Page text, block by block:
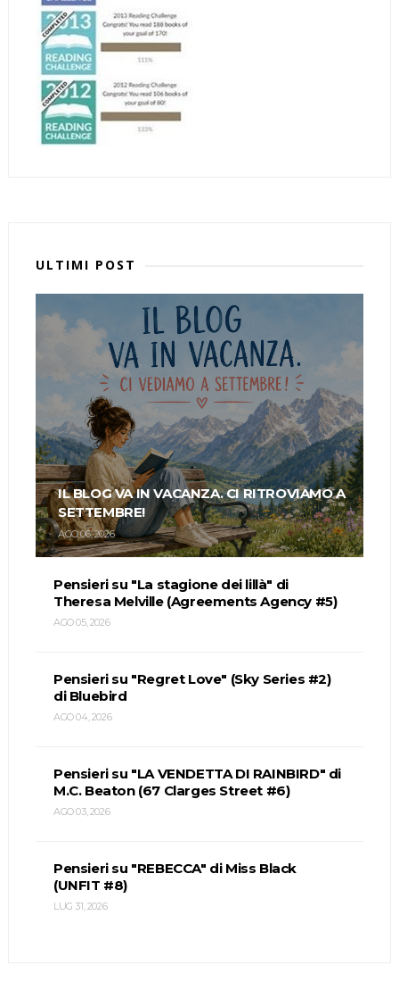
ULTIMI POST
IL BLOG VA IN VACANZA. CI RITROVIAMO A
SETTEMBRE!
AGO 06, 2026
Pensieri su "La stagione dei lillà" di
Theresa Melville (Agreements Agency #5)
AGO 05, 2026
Pensieri su "Regret Love" (Sky Series #2)
di Bluebird
AGO 04, 2026
Pensieri su "LA VENDETTA DI RAINBIRD" di
M.C. Beaton (67 Clarges Street #6)
AGO 03, 2026
Pensieri su "REBECCA" di Miss Black
(UNFIT #8)
LUG 31, 2026